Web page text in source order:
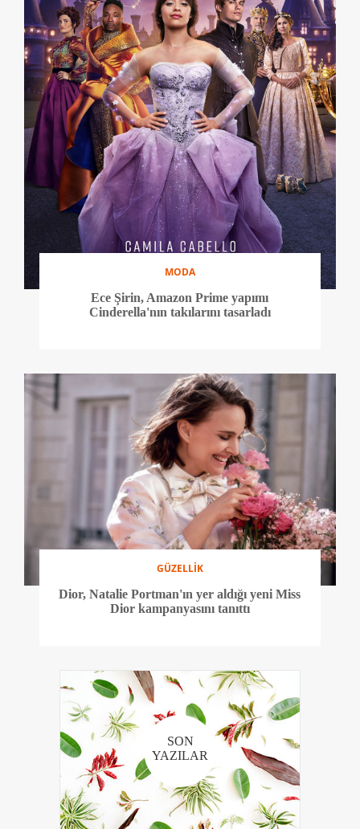
MODA
Ece Şirin, Amazon Prime yapımı
Cinderella'nın takılarını tasarladı
GÜZELLİK
Dior, Natalie Portman'ın yer aldığı yeni Miss
Dior kampanyasını tanıttı
SON
YAZILAR